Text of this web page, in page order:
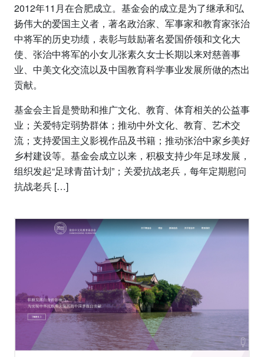
2012年11月在合肥成立。基金会的成立是为了继承和弘
扬伟大的爱国主义者，著名政治家、军事家和教育家张治
中将军的历史功绩，表彰与鼓励著名爱国侨领和文化大
使、张治中将军的小女儿张素久女士长期以来对慈善事
业、中美文化交流以及中国教育科学事业发展所做的杰出
贡献。
基金会主旨是赞助和推广文化、教育、体育相关的公益事
业；关爱特定弱势群体；推动中外文化、教育、艺术交
流；支持爱国主义影视作品及书籍；推动张治中家乡美好
乡村建设等。基金会成立以来，积极支持少年足球发展，
组织发起“足球青苗计划”；关爱抗战老兵，每年定期慰问
抗战老兵 […]